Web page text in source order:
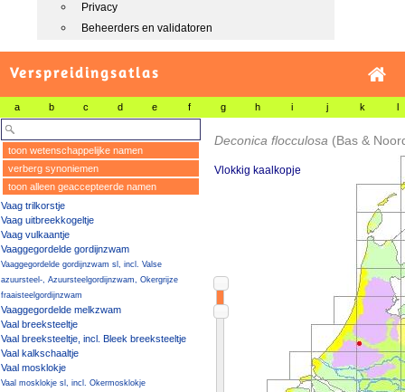
Privacy
Beheerders en validatoren
Verspreidingsatlas
a b c d e f g h i j k l
toon wetenschappelijke namen
verberg synoniemen
toon alleen geaccepteerde namen
Vaag trilkorstje
Vaag uitbreekkogeltje
Vaag vulkaantje
Vaaggegordelde gordijnzwam
Vaaggegordelde gordijnzwam sl, incl. Valse
azuursteel-, Azuursteelgordijnzwam, Okergrijze
fraaisteelgordijnzwam
Vaaggegordelde melkzwam
Vaal breeksteeltje
Vaal breeksteeltje, incl. Bleek breeksteeltje
Vaal kalkschaaltje
Vaal mosklokje
Vaal mosklokje sl, incl. Okermosklokje
Deconica flocculosa (Bas &
Vlokkig kaalkopje